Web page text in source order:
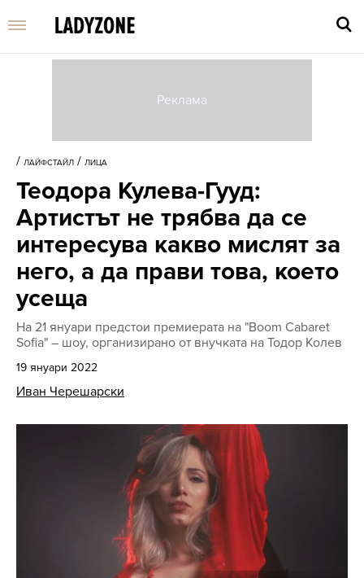
/ ЛАЙФСТАЙЛ / ЛИЦА
Теодора Кулева-Гууд:
Артистът не трябва да се
интересува какво мислят за
него, а да прави това, което
усеща
На 21 януари предстои премиерата на "Boom Cabaret
Sofia" – шоу, организирано от внучката на Тодор Колев
19 януари 2022
Иван Черешарски